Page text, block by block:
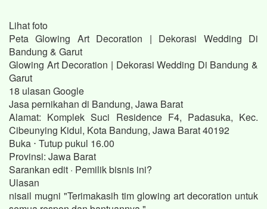
Lihat foto
Peta Glowing Art Decoration | Dekorasi Wedding Di
Bandung & Garut
Glowing Art Decoration | Dekorasi Wedding Di Bandung &
Garut
18 ulasan Google
Jasa pernikahan di Bandung, Jawa Barat
Alamat: Komplek Suci Residence F4, Padasuka, Kec.
Cibeunying Kidul, Kota Bandung, Jawa Barat 40192
Buka ⋅ Tutup pukul 16.00
Provinsi: Jawa Barat
Sarankan edit · Pemilik bisnis ini?
Ulasan
nisail mugni "Terimakasih tim glowing art decoration untuk